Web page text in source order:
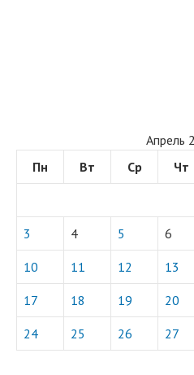
Апрель
Пн
Вт Ср Чт
3 4 5 6
10 11 12 13
17 18 19 20
24 25 26 27